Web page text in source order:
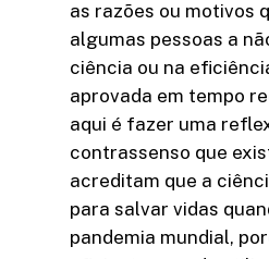
as razões ou motivos
algumas pessoas a
ciência ou na
aprovada em tempo
aqui é fazer uma
contrassenso que
acreditam que a
para salvar vidas
pandemia mundial,